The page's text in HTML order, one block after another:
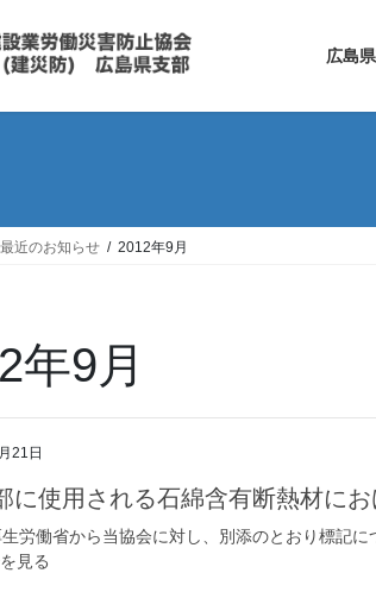
広島
最近のお知らせ 2012年9月
年9月
21日
に使用される石綿含有断熱材に
労働省から当協会に対し、別添のとおり標記
見る